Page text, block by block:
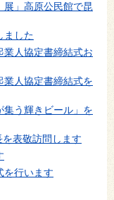
」高原公民館で昆
ました
人協定書締結式お
人協定書締結式を
集う輝きビール」を
表敬訪問します
を行います